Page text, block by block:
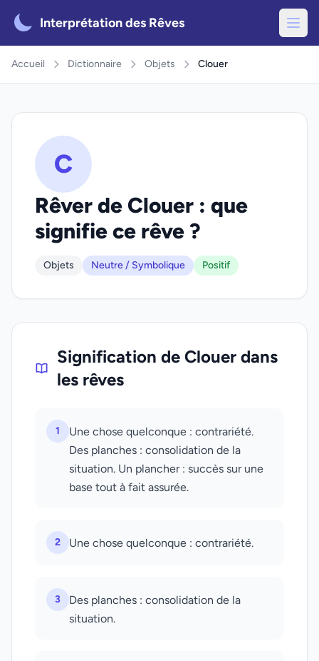
Interprétation des Rêves
Accueil Dictionnaire Objets Clouer
C
Rêver de Clouer : que
signifie ce rêve ?
Objets Neutre / Symbolique Positif
Signification de Clouer dans
les rêves
1
Une chose quelconque : contrariété.
Des planches : consolidation de la
situation. Un plancher : succès sur une
base tout à fait assurée.
2 Une chose quelconque : contrariété.
3
Des planches : consolidation de la
situation.